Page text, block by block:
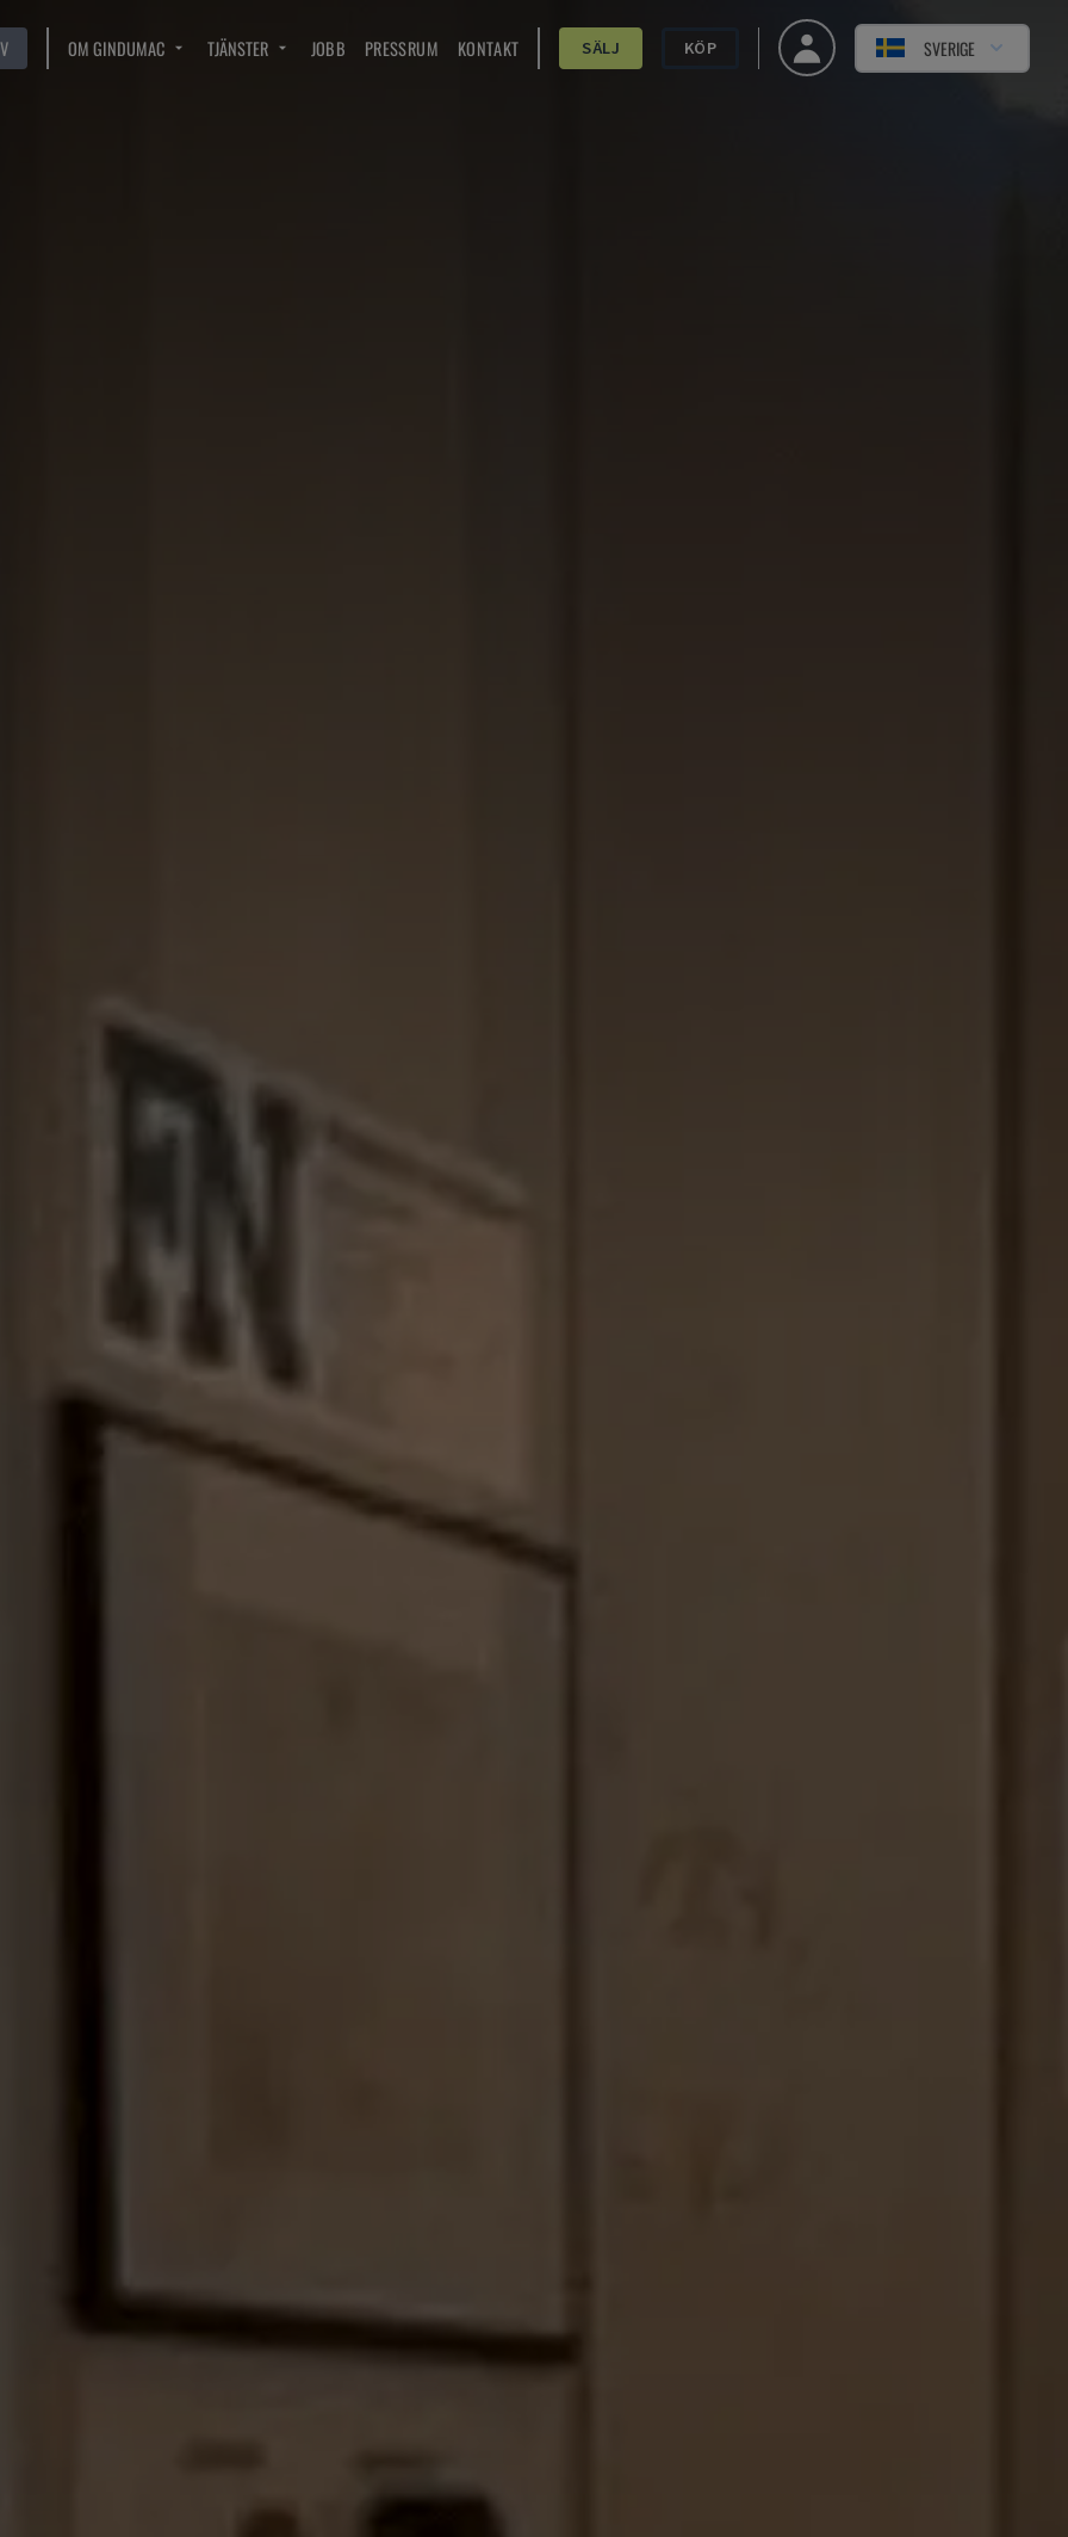
OM GINDUMAC TJÄNSTER JOBB PRESSRUM KONTAKT SÄLJ KÖP SVERIGE